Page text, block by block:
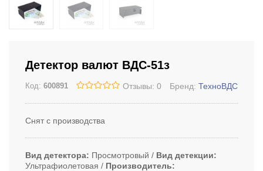
Детектор валют ВДС-51з
Код: 600891 Отзывы: 0 Бренд: ТехноВДС
Снят с производства
Вид детектора Просмотровый
Вид детекции
Ультрафиолетовая
Производитель